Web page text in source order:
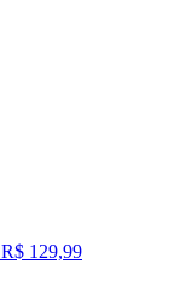
R$ 129,99